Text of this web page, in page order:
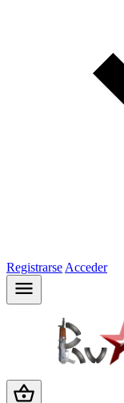
Registrarse Acceder